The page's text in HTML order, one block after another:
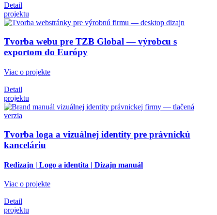
Detail
projektu
Tvorba webu pre TZB Global — výrobcu s
exportom do Európy
Viac o projekte
Detail
projektu
Tvorba loga a vizuálnej identity pre právnickú
kanceláriu
Redizajn | Logo a identita | Dizajn manuál
Viac o projekte
Detail
projektu